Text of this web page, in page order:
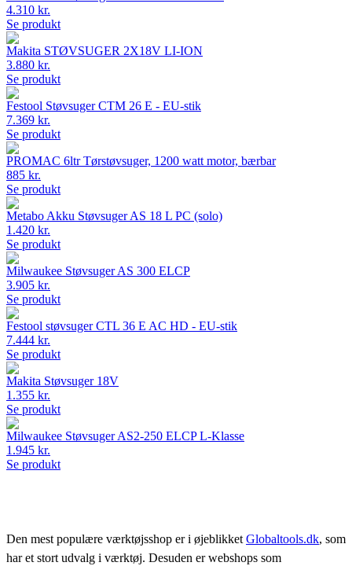
4.310 kr.
Se produkt
Makita STØVSUGER 2X18V LI-ION
3.880 kr.
Se produkt
Festool Støvsuger CTM 26 E - EU-stik
7.369 kr.
Se produkt
PROMAC 6ltr Tørstøvsuger, 1200 watt motor, bærbar
885 kr.
Se produkt
Metabo Akku Støvsuger AS 18 L PC (solo)
1.420 kr.
Se produkt
Milwaukee Støvsuger AS 300 ELCP
3.905 kr.
Se produkt
Festool støvsuger CTL 36 E AC HD - EU-stik
7.444 kr.
Se produkt
Makita Støvsuger 18V
1.355 kr.
Se produkt
Milwaukee Støvsuger AS2-250 ELCP L-Klasse
1.945 kr.
Se produkt
Den mest populære værktøjsshop er i øjeblikket Globaltools.dk, som
har et stort udvalg i værktøj. Desuden er webshops som